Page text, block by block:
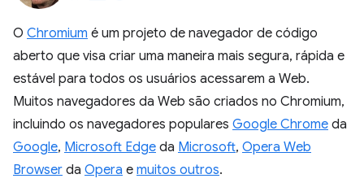
O Chromium é um projeto de navegador de código
aberto que visa criar uma maneira mais segura, rápida e
estável para todos os usuários acessarem a Web.
Muitos navegadores da Web são criados no Chromium,
incluindo os navegadores populares Google Chrome da
Google, Microsoft Edge da Microsoft, Opera Web
Browser da Opera e muitos outros.